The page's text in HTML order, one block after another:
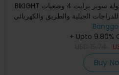
BIKIGHT ضوء خلفي للدراجة المحمولة سوبر برايت 4 وضعيات USB
الجبلية والطريق والكهربائي
+ Upto 9.80%
Buy